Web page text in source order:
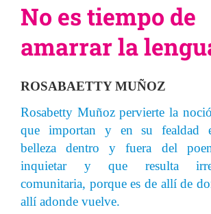
No es tiempo de
amarrar la
ROSABAETTY MUÑOZ
Rosabetty Muñoz pervierte la
que importan y en su fealdad
belleza dentro y fuera del
inquietar y que resulta
comunitaria, porque es de allí de
allí adonde vuelve.